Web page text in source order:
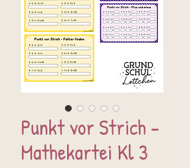
Punkt vor Strich -
Mathekartei Kl 3